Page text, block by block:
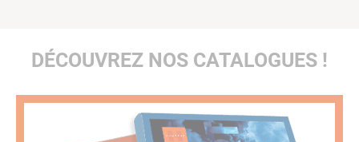
DÉCOUVREZ NOS CATALOGUES !